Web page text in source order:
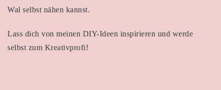
Wal selbst nähen kannst.
Lass dich von meinen DIY-Ideen inspirieren und werde
selbst zum Kreativprofi!